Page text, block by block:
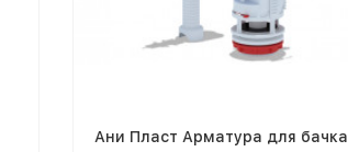
Ани Пласт Арматура для бачка